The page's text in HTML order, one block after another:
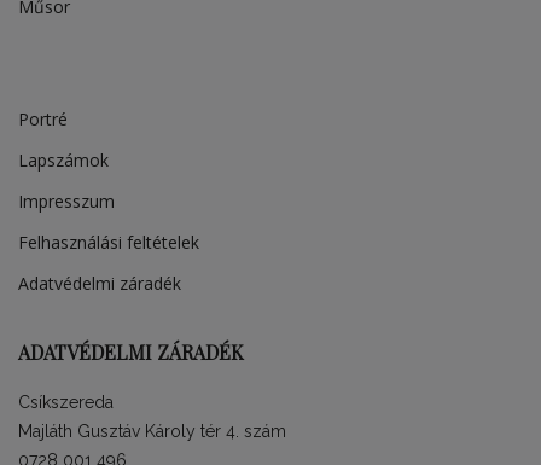
Műsor
Portré
Lapszámok
Impresszum
Felhasználási feltételek
Adatvédelmi záradék
ADATVÉDELMI ZÁRADÉK
Csíkszereda
Majláth Gusztáv Károly tér 4. szám
0728 001 496